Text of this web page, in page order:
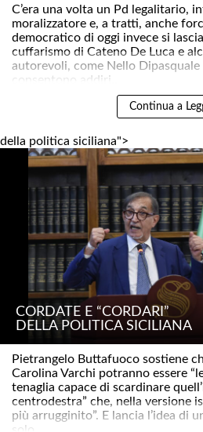
C’era una volta un Pd legalitario,
moralizzatore e, a tratti, anche
democratico di oggi invece si
cuffarismo di Cateno De Luca e
autorevoli, come Nello Dipasquale
consentono addiri..
Continua a
della politica siciliana">
CORDATE E “CORDARI”
DELLA POLITICA SICILIANA
Pietrangelo Buttafuoco sostiene
Carolina Varchi potranno essere
tenaglia capace di scardinare
centrodestra” che, nella versione
più arrugginito”. E lancia l’idea di